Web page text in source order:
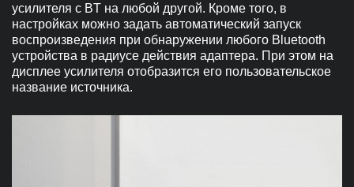
усилителя с BT на любой другой. Кроме того, в
настройках можно задать автоматический запуск
воспроизведения при обнаружении любого Bluetooth
устройства в радиусе действия адаптера. При этом на
дисплее усилителя отобразится его пользовательское
название источника.